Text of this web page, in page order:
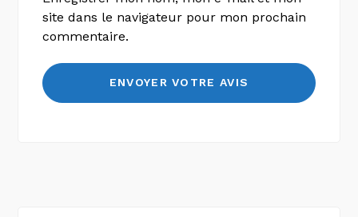
site dans le navigateur pour mon prochain
commentaire.